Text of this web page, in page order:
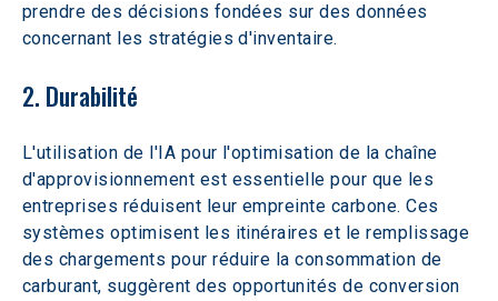
prendre des décisions fondées sur des données
concernant les stratégies d'inventaire.
2. Durabilité
L'utilisation de l'IA pour l'optimisation de la chaîne
d'approvisionnement est essentielle pour que les
entreprises réduisent leur empreinte carbone. Ces
systèmes optimisent les itinéraires et le remplissage
des chargements pour réduire la consommation de
carburant, suggèrent des opportunités de conversion